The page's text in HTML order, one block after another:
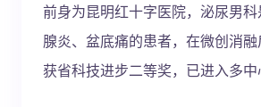
前身为昆明红十字医院，泌尿男
腺炎、盆底痛的患者，在微创消
获省科技进步二等奖，已进入多中